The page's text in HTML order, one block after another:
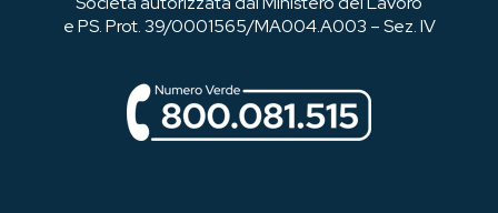
e PS. Prot. 39/0001565/MA004.A003 – Sez. IV